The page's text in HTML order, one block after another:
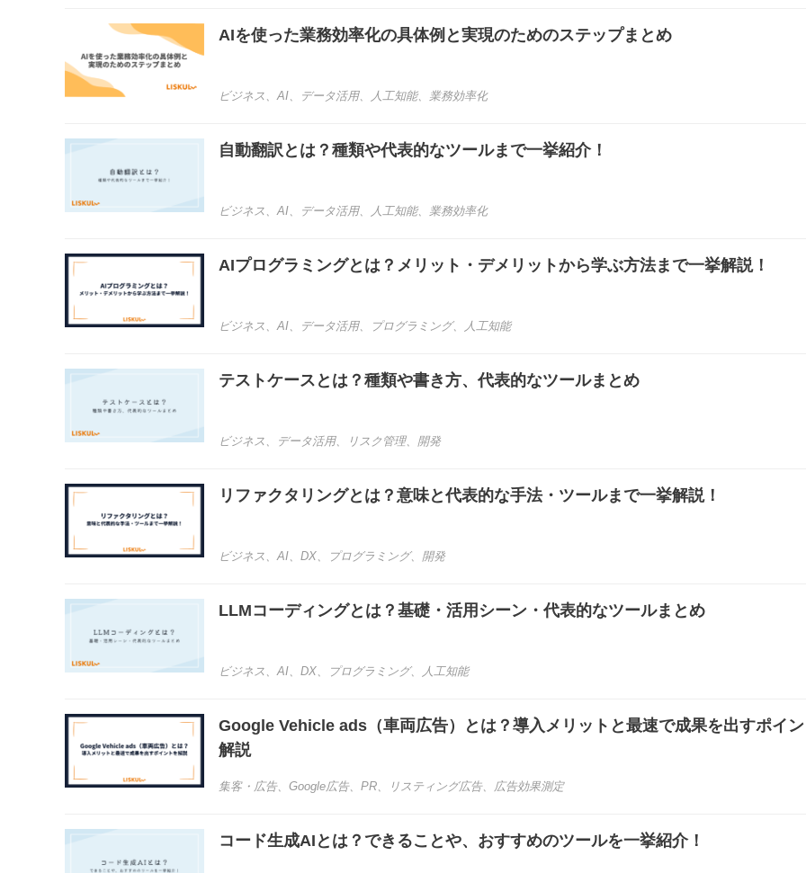
AIを使った業務効率化の具体例と実現のためのステップまとめ
ビジネス 、AI、 データ活用、 人工知能、 業務効率化
自動翻訳とは？種類や代表的なツールまで一挙紹介！
ビジネス 、AI、 データ活用、 人工知能、 業務効率化
AIプログラミングとは？メリット・デメリットから学ぶ方法まで一挙解説！
ビジネス 、AI、 データ活用、 プログラミング、 人工知能
テストケースとは？種類や書き方、代表的なツールまとめ
ビジネス 、 データ活用、 リスク管理、 開発
リファクタリングとは？意味と代表的な手法・ツールまで一挙解説！
ビジネス 、AI、 DX、 プログラミング、 開発
LLMコーディングとは？基礎・活用シーン・代表的なツールまとめ
ビジネス 、AI、 DX、 プログラミング、 人工知能
Google Vehicle ads（車両広告）とは？導入メリットと最速で成果を出すポイ
解説
集客・広告、 Google広告、 PR、 リスティング広告、 広告効果測定
コード生成AIとは？できることや、おすすめのツールを一挙紹介！